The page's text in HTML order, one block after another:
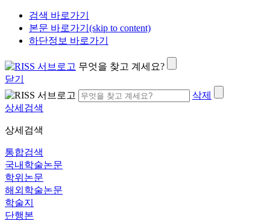
검색 바로가기
본문 바로가기(skip to content)
하단정보 바로가기
무엇을 찾고 계세요?
닫기
삭제
상세검색
상세검색
통합검색
국내학술논문
학위논문
해외학술논문
학술지
단행본